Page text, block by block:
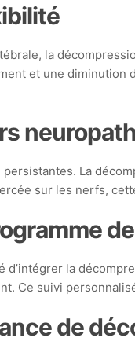
la
et une diminution
La
sur les nerfs,
la
Ce suivi
de